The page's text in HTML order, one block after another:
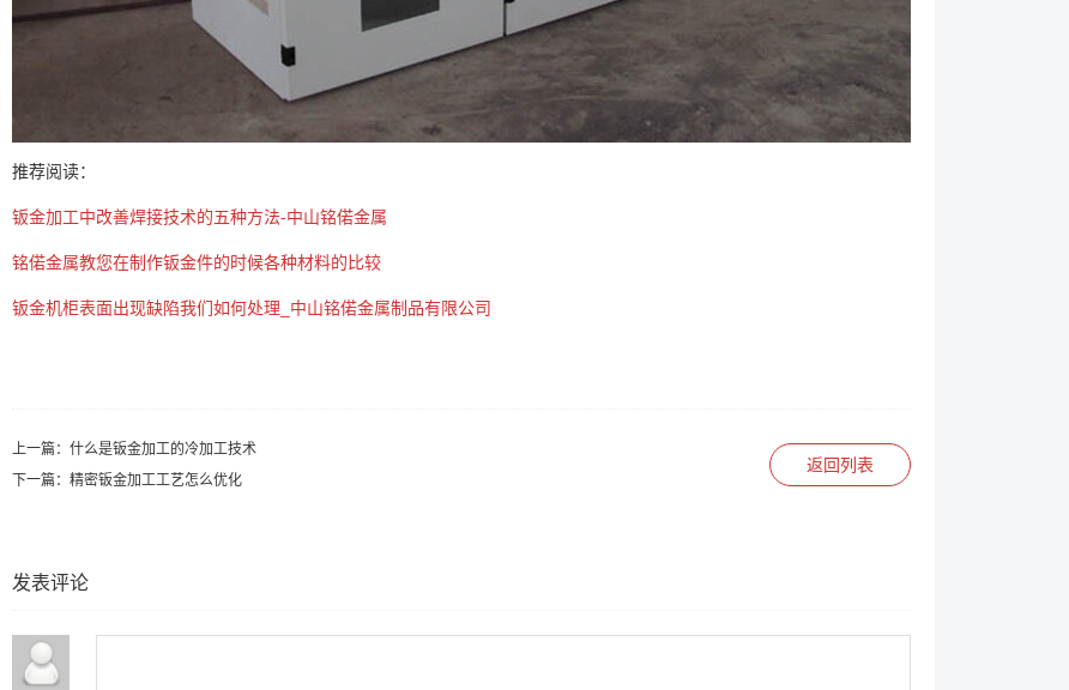
推荐阅读：
钣金加工中改善焊接技术的五种方法-中山铭偌金属
铭偌金属教您在制作钣金件的时候各种材料的比较
钣金机柜表面出现缺陷我们如何处理_中山铭偌金属制品有限公司
返回列表
上一篇： 什么是钣金加工的冷加工技术
下一篇： 精密钣金加工工艺怎么优化
发表评论